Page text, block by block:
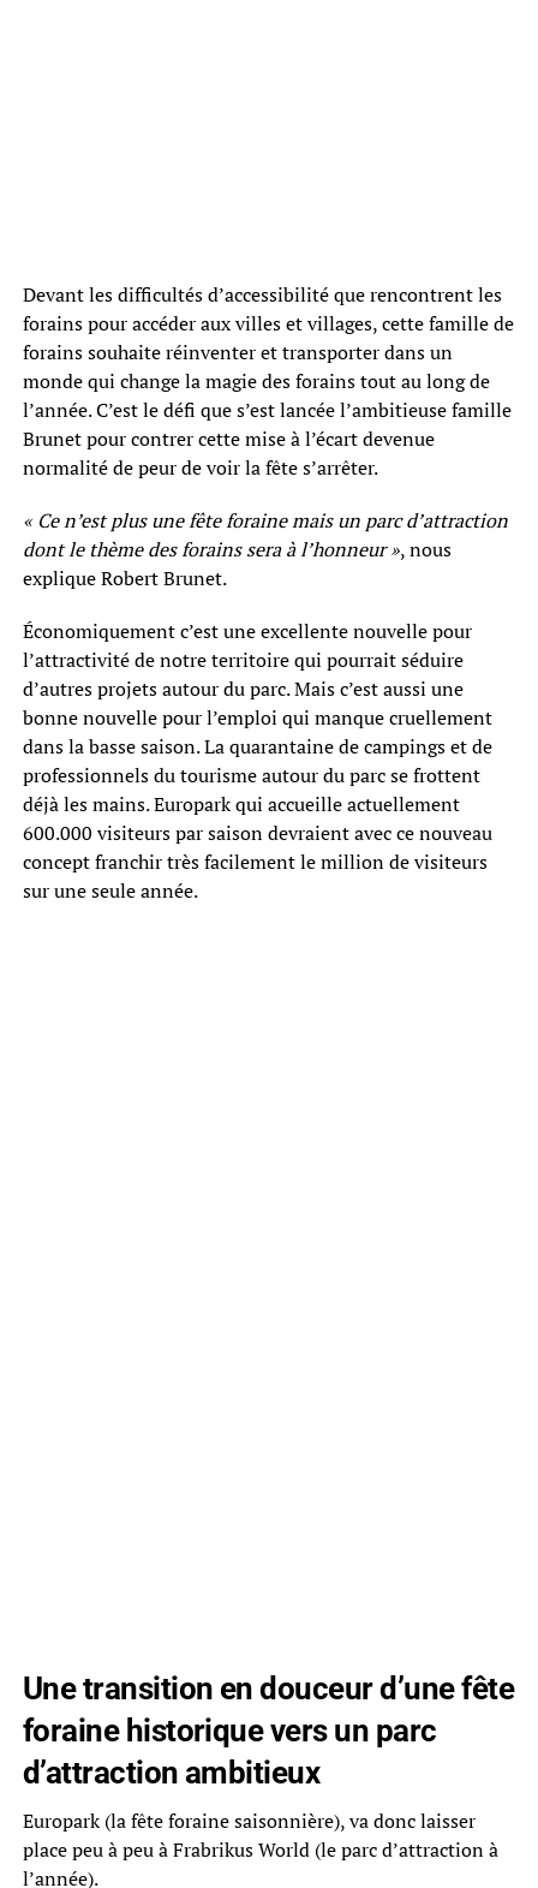
Devant les difficultés d’accessibilité que rencontrent les
forains pour accéder aux villes et villages, cette famille de
forains souhaite réinventer et transporter dans un
monde qui change la magie des forains tout au long de
l’année. C’est le défi que s’est lancée l’ambitieuse famille
Brunet pour contrer cette mise à l’écart devenue
normalité de peur de voir la fête s’arrêter.
« Ce n’est plus une fête foraine mais un parc d’attraction
dont le thème des forains sera à l’honneur », nous
explique Robert Brunet.
Économiquement c’est une excellente nouvelle pour
l’attractivité de notre territoire qui pourrait séduire
d’autres projets autour du parc. Mais c’est aussi une
bonne nouvelle pour l’emploi qui manque cruellement
dans la basse saison. La quarantaine de campings et de
professionnels du tourisme autour du parc se frottent
déjà les mains. Europark qui accueille actuellement
600.000 visiteurs par saison devraient avec ce nouveau
concept franchir très facilement le million de visiteurs
sur une seule année.
Une transition en douceur d’une fête
foraine historique vers un parc
d’attraction ambitieux
Europark (la fête foraine saisonnière), va donc laisser
place peu à peu à Frabrikus World (le parc d’attraction à
l’année).